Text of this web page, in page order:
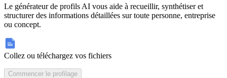
Le générateur de profils AI vous aide à recueillir, synthétiser et
structurer des informations détaillées sur toute personne, entreprise
ou concept.
Collez ou téléchargez vos fichiers
Commencer le profilage